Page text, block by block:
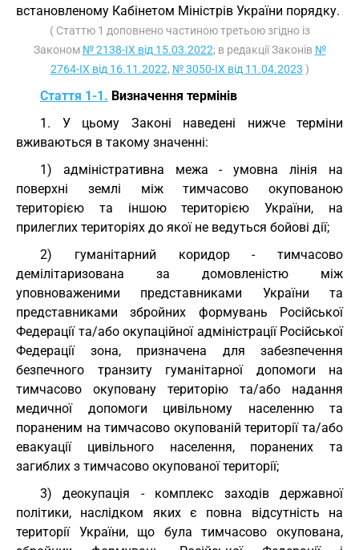
встановленому Кабінетом Міністрів України порядку.
( Статтю 1 доповнено частиною третьою згідно із
Законом № 2138-IX від 15.03.2022; в редакції Законів №
2764-IX від 16.11.2022, № 3050-IX від 11.04.2023 )
Стаття 1-1. Визначення термінів
1. У цьому Законі наведені нижче терміни
вживаються в такому значенні:
1) адміністративна межа - умовна лінія на
поверхні землі між тимчасово окупованою
територією та іншою територією України, на
прилеглих територіях до якої не ведуться бойові дії;
2) гуманітарний коридор - тимчасово
демілітаризована за домовленістю між
уповноваженими представниками України та
представниками збройних формувань Російської
Федерації та/або окупаційної адміністрації Російської
Федерації зона, призначена для забезпечення
безпечного транзиту гуманітарної допомоги на
тимчасово окуповану територію та/або надання
медичної допомоги цивільному населенню та
пораненим на тимчасово окупованій території та/або
евакуації цивільного населення, поранених та
загиблих з тимчасово окупованої території;
3) деокупація - комплекс заходів державної
політики, наслідком яких є повна відсутність на
території України, що була тимчасово окупована,